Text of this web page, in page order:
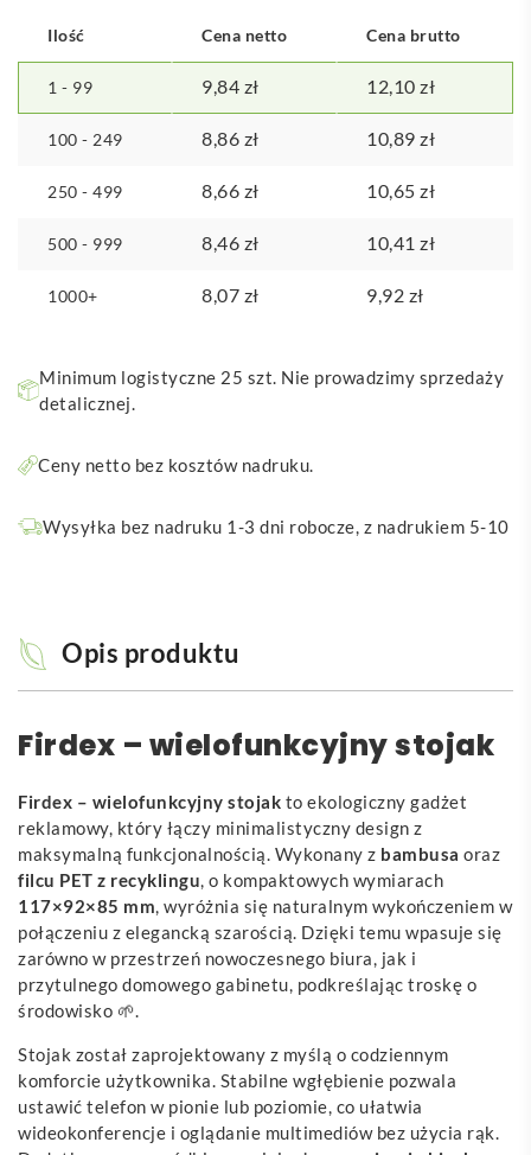
Ilość Cena netto Cena brutto
1 - 99 9,84 zł 12,10 zł
100 - 249 8,86 zł 10,89 zł
250 - 499 8,66 zł 10,65 zł
500 - 999 8,46 zł 10,41 zł
1000+ 8,07 zł 9,92 zł
Minimum logistyczne 25 szt. Nie prowadzimy sprzedaży
detalicznej.
Ceny netto bez kosztów nadruku.
Wysyłka bez nadruku 1-3 dni robocze, z nadrukiem 5-10
Opis produktu
Firdex – wielofunkcyjny stojak
Firdex – wielofunkcyjny stojak to ekologiczny gadżet
reklamowy, który łączy minimalistyczny design z
maksymalną funkcjonalnością. Wykonany z bambusa oraz
filcu PET z recyklingu, o kompaktowych wymiarach
117×92×85 mm, wyróżnia się naturalnym wykończeniem w
połączeniu z elegancką szarością. Dzięki temu wpasuje się
zarówno w przestrzeń nowoczesnego biura, jak i
przytulnego domowego gabinetu, podkreślając troskę o
środowisko 🌱.
Stojak został zaprojektowany z myślą o codziennym
komforcie użytkownika. Stabilne wgłębienie pozwala
ustawić telefon w pionie lub poziomie, co ułatwia
wideokonferencje i oglądanie multimediów bez użycia rąk.